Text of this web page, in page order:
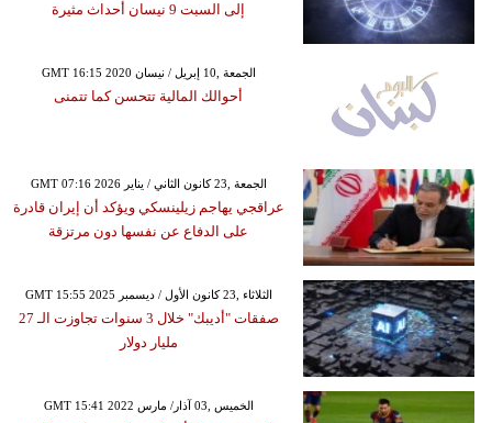
إلى السبت 9 نيسان أحداث مثيرة
GMT 16:15 2020 الجمعة ,10 إبريل / نيسان
أحوالك المالية تتحسن كما تتمنى
GMT 07:16 2026 الجمعة ,23 كانون الثاني / يناير
عراقجي يهاجم زيلينسكي ويؤكد أن إيران قادرة
على الدفاع عن نفسها دون مرتزقة
GMT 15:55 2025 الثلاثاء ,23 كانون الأول / ديسمبر
صفقات "أديبك" خلال 3 سنوات تجاوزت الـ 27
مليار دولار
GMT 15:41 2022 الخميس ,03 آذار/ مارس